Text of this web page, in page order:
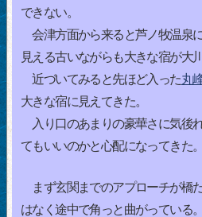
できない。
会津方面から来ると芦ノ牧温泉
見える古いながらも大きな宿が大川
近づいてみると先ほど入った丸
大きな宿に見えてきた。
入り口のあまりの豪華さに気後
てもいいのかと心配になってきた。
まず玄関までのアプローチが橋
はなく途中で角っと曲がっている